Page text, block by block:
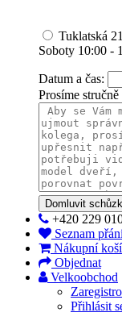
Tuklatská
Soboty 10:00 -
Datum a čas:
Prosíme
Domluvit
+420 229
Seznam
Nákupní
Objednat
Velkoobchod
Přihlásit